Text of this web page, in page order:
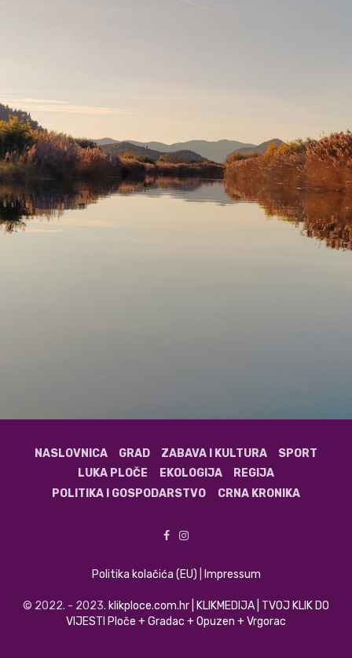
NASLOVNICA GRAD ZABAVA I KULTURA
SPORT
LUKA PLOČE
EKOLOGIJA
REGIJA
POLITIKA I GOSPODARSTVO
CRNA KRONIKA
Politika kolačića (EU) Impressum
© 2022. - 2023. klikploce.com.hr | KLIKMEDIJA | TVOJ KLIK DO
VIJESTI Ploče + Gradac + Opuzen + Vrgorac